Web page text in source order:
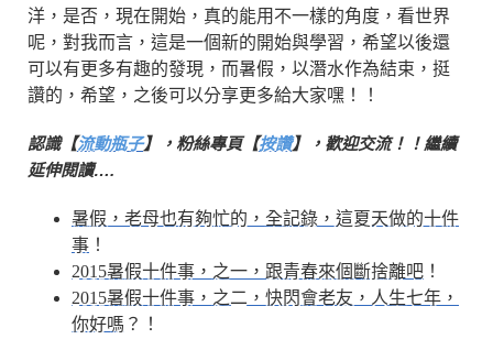
洋，是否，現在開始，真的能用不一樣的角度，看世界
呢，對我而言，這是一個新的開始與學習，希望以後還
可以有更多有趣的發現，而暑假，以潛水作為結束，挺
讚的，希望，之後可以分享更多給大家嘿！！
認識【流動瓶子】，粉絲專頁【按讚】，歡迎交流！！繼續
延伸閱讀….
暑假，老母也有夠忙的，全記錄，這夏天做的十件
事 ！
2015暑假十件事，之一，跟青春來個斷捨離吧 ！
2015暑假十件事，之二，快閃會老友，人生七年，
你好嗎 ？！